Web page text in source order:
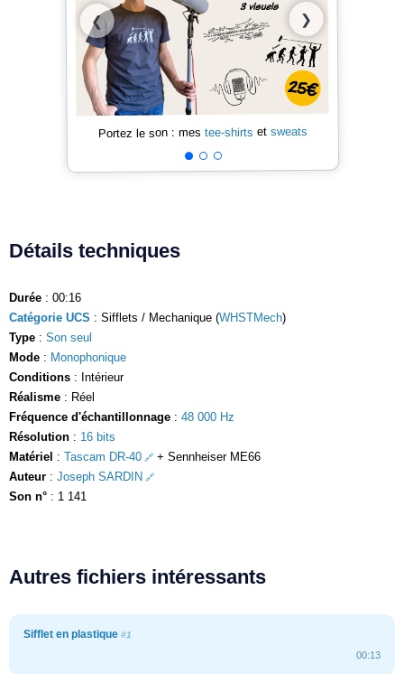
❮ ❯
Portez le son : mes tee-shirts et sweats
Détails techniques
Durée : 00:16
Catégorie UCS : Sifflets / Mechanique (WHSTMech)
Type : Son seul
Mode : Monophonique
Conditions : Intérieur
Réalisme : Réel
Fréquence d'échantillonnage : 48 000 Hz
Résolution : 16 bits
Matériel : Tascam DR-40
+ Sennheiser ME66
Auteur : Joseph SARDIN
Son n° : 1 141
Autres fichiers intéressants
Sifflet en plastique #1
00:13